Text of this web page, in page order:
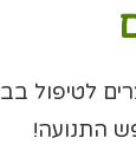
התנועה!